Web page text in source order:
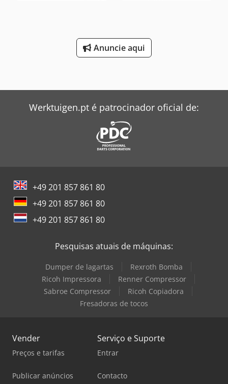
Anuncie aqui
Werktuigen.pt é patrocinador oficial de:
+49 201 857 861 80
+49 201 857 861 80
+49 201 857 861 80
Pesquisas atuais de máquinas:
Dumper de lagartas
Rexroth Bomba
Ricoh Impressora
Renner Compressor
Sabroe Compressor
Ricoh Copiadora
Fresadoras de tocos
Vender
Preços e tarifas
Publicar anúncios
Serviço e Suporte
Entrar
Contacto